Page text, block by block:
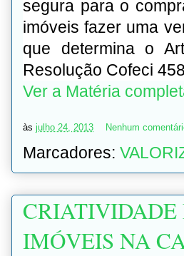
segura para o
imóveis fazer uma
que determina o
Resolução Cofeci
Ver a Matéria
às julho 24, 2013 Nenhum
Marcadores:
CRIATIVIDADE
IMÓVEIS NA